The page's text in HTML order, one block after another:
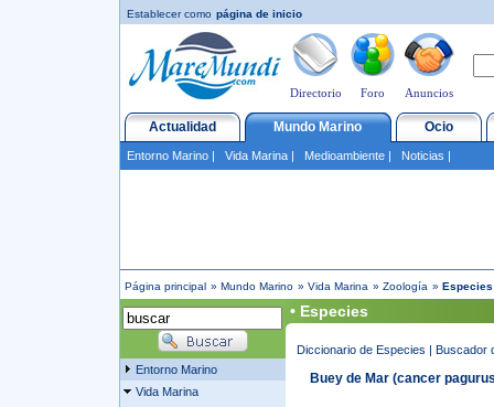
Establecer como página de inicio
Directorio Foro Anuncios
Actualidad Mundo Marino Ocio
Entorno Marino| Vida Marina| Medioambiente| Noticias |
Página principal » Mundo Marino » Vida Marina » Zoología » Especies
Entorno Marino
Vida Marina
• Especies
Diccionario de Especies | Buscador
Buey de Mar (cancer